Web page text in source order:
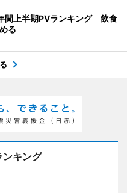
間上半期PVランキング 飲食
る
ンキング